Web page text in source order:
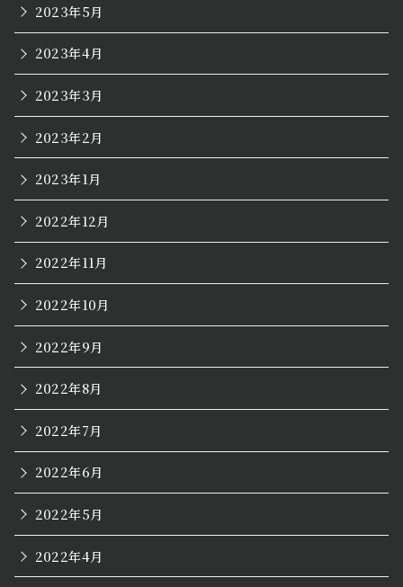
2023年5月
2023年4月
2023年3月
2023年2月
2023年1月
2022年12月
2022年11月
2022年10月
2022年9月
2022年8月
2022年7月
2022年6月
2022年5月
2022年4月